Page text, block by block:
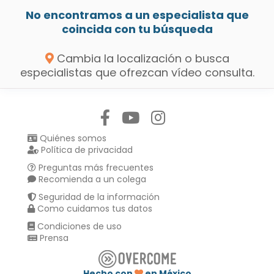
No encontramos a un especialista que
coincida con tu búsqueda
Cambia la localización o busca
especialistas que ofrezcan vídeo consulta.
Quiénes somos
Política de privacidad
Preguntas más frecuentes
Recomienda a un colega
Seguridad de la información
Como cuidamos tus datos
Condiciones de uso
Prensa